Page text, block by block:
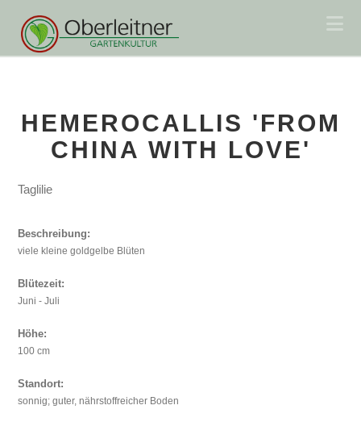
HEMEROCALLIS 'FROM
CHINA WITH LOVE'
Taglilie
Beschreibung:
viele kleine goldgelbe Blüten
Blütezeit:
Juni - Juli
Höhe:
100 cm
Standort:
sonnig; guter, nährstoffreicher Boden